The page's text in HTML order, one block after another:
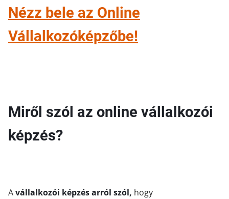
Nézz bele az Online
Vállalkozóképzőbe!
Miről szól az online vállalkozói
képzés?
Avállalkozói képzés arról szól, hogy